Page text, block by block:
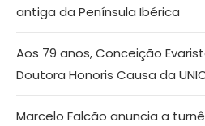
antiga da Península Ibérica
Aos 79 anos, Conceição
Doutora Honoris Causa da
Marcelo Falcão anuncia a turnê